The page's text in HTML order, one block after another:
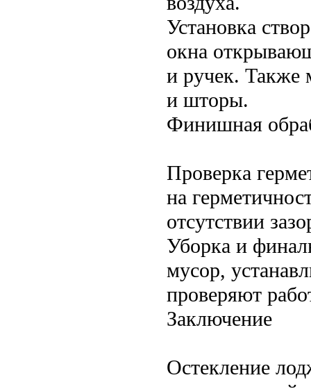
Установка
окна
и ручек. Также
и шторы.
Финишная
Проверка
на
отсутствии
Уборка и
мусор,
проверяют
Заключение
Остекление